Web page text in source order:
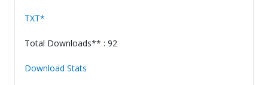
TXT*
Total Downloads** : 92
Download Stats